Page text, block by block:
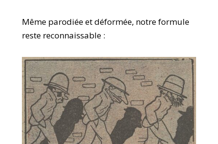
Même parodiée et déformée, notre formule
reste reconnaissable :